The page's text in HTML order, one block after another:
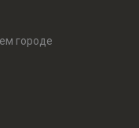
городе